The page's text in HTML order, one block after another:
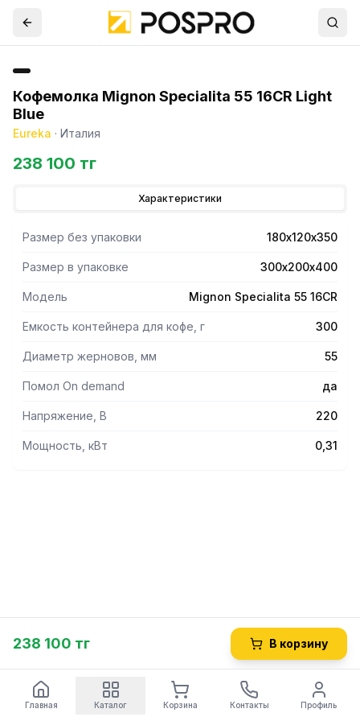
Кофемолка Mignon Specialita 55 16CR Light
Blue
Eureka · Италия
238 100 тг
Характеристики
Размер без упаковки 180х120х350
Размер в упаковке 300х200х400
Модель Mignon Specialita 55 16CR
Емкость контейнера для кофе, г 300
Диаметр жерновов, мм 55
Помол On demand да
Напряжение, В 220
Мощность, кВт 0,31
238 100 тг В корзину
Главная Каталог Корзина Контакты Профиль